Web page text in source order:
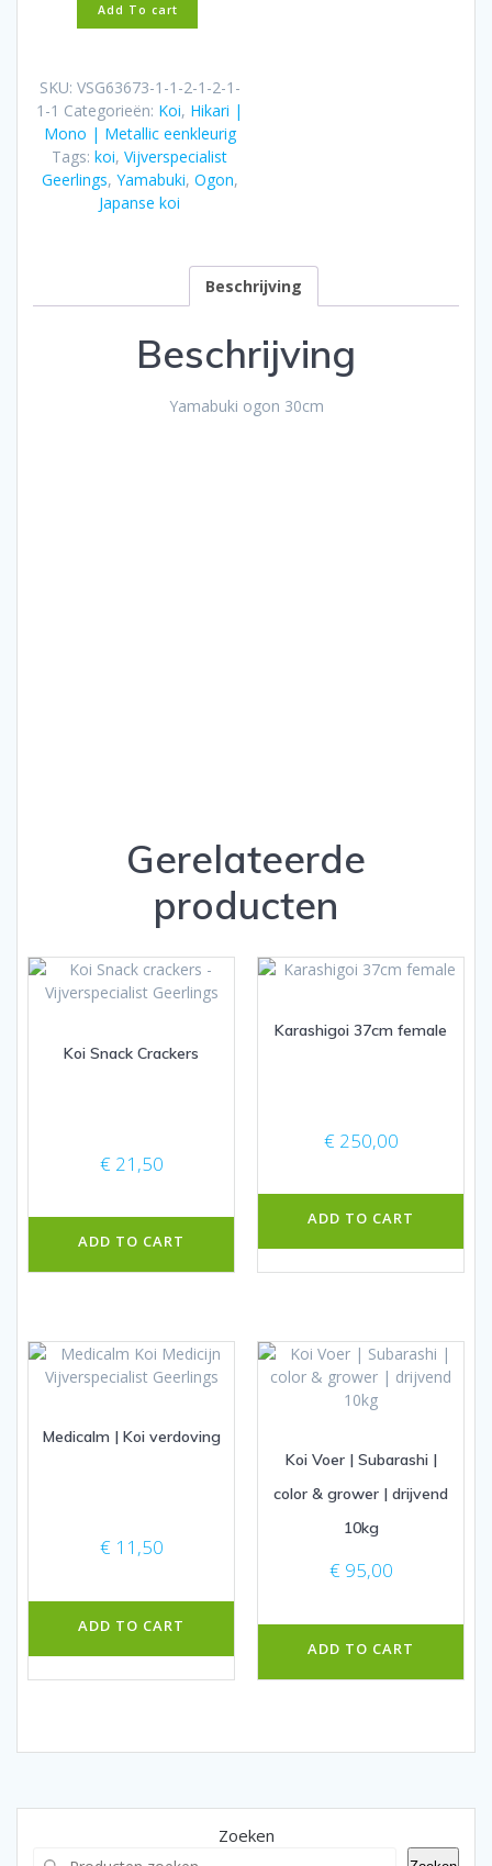
Ogon
Tosai
1e
prijs
BKS
2024
aantal
Add To cart
SKU: VSG63673-1-1-2-1-2-1-
1-1 Categorieën: Koi, Hikari |
Mono | Metallic eenkleurig
Tags: koi, Vijverspecialist
Geerlings, Yamabuki, Ogon,
Japanse koi
Beschrijving
Beschrijving
Yamabuki ogon 30cm
Gerelateerde
producten
Koi Snack Crackers
€ 21,50
ADD TO CART
Karashigoi 37cm female
€ 250,00
ADD TO CART
Medicalm | Koi verdoving
€ 11,50
ADD TO CART
Koi Voer | Subarashi |
color & grower | drijvend
10kg
€ 95,00
ADD TO CART
Zoeken